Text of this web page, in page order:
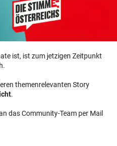
ist, ist zum jetzigen Zeitpunkt
themenrelevanten Story
.
das Community-Team per Mail